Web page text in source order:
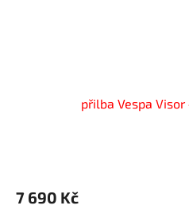
přilba Vespa
7 690 Kč